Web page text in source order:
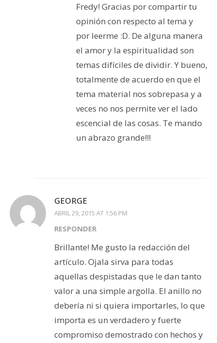
Fredy! Gracias por compartir tu
opinión con respecto al tema y
por leerme :D. De alguna manera
el amor y la espiritualidad son
temas difíciles de dividir. Y bueno,
totalmente de acuerdo en que el
tema material nos sobrepasa y a
veces no nos permite ver el lado
escencial de las cosas. Te mando
un abrazo grande!!!
GEORGE
ABRIL 29, 2015 AT 1:56 PM
RESPONDER
Brillante! Me gusto la redacción del
artículo. Ojala sirva para todas
aquellas despistadas que le dan tanto
valor a una simple argolla. El anillo no
debería ni si quiera importarles, lo que
importa es un verdadero y fuerte
compromiso demostrado con hechos y